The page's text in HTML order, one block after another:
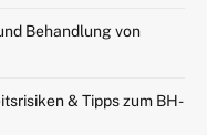
Behandlung von
& Tipps zum BH-